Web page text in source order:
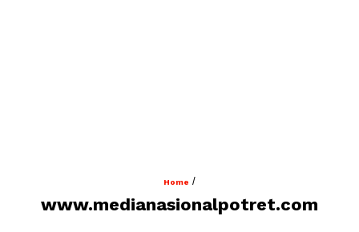
Home /
www.medianasionalpotret.com